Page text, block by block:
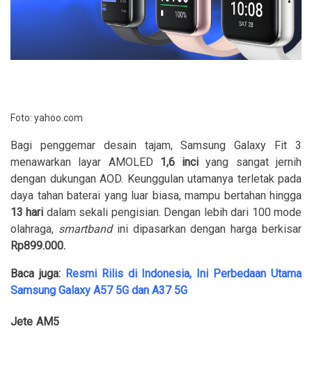
Foto: yahoo.com
Bagi penggemar desain tajam, Samsung Galaxy Fit 3
menawarkan layar AMOLED 1,6 inci yang sangat jernih
dengan dukungan AOD. Keunggulan utamanya terletak pada
daya tahan baterai yang luar biasa, mampu bertahan hingga
13 hari dalam sekali pengisian. Dengan lebih dari 100 mode
olahraga, smartbandini dipasarkan dengan harga berkisar
Rp899.000.
Baca juga: Resmi Rilis di Indonesia, Ini Perbedaan Utama
Samsung Galaxy A57 5G dan A37 5G
Jete AM5